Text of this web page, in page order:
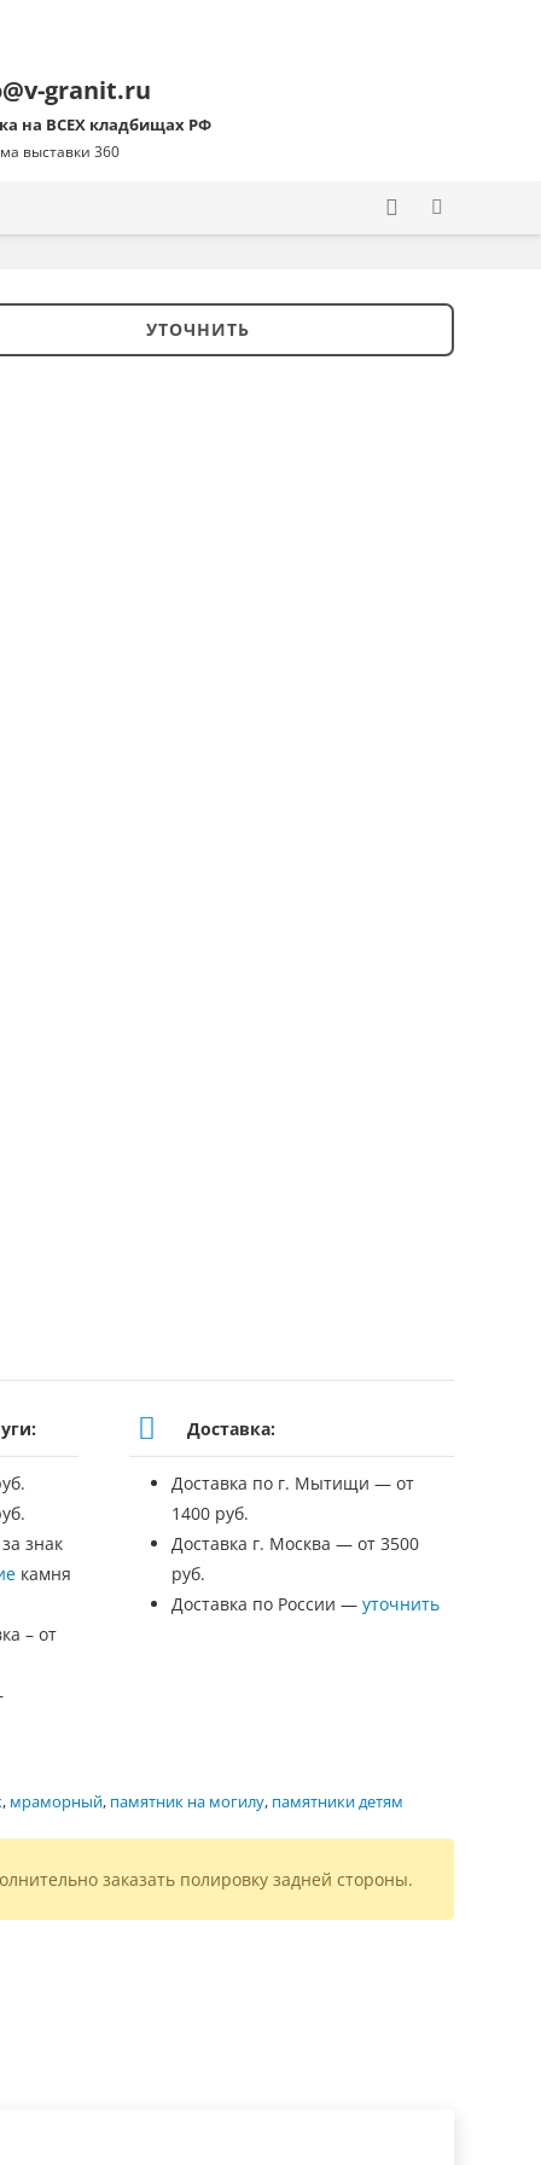
granit.ru
на ВСЕХ кладбищах РФ
выставки 360
УТОЧНИТЬ
знак
камня
– от
Доставка:
Доставка по г. Мытищи — от
1400 руб.
Доставка г. Москва — от 3500
руб.
Доставка по России —уточнить
, мраморный, памятник на могилу, памятники детям
заказать полировку задней стороны.